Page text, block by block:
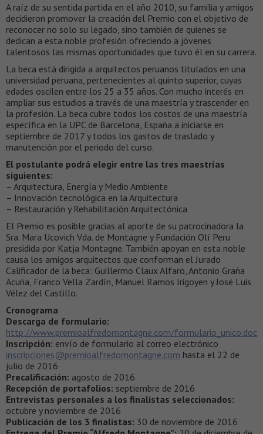
A raíz de su sentida partida en el año 2010, su familia y amigos
decidieron promover la creación del Premio con el objetivo de
reconocer no solo su legado, sino también de quienes se
dedican a esta noble profesión ofreciendo a jóvenes
talentosos las mismas oportunidades que tuvo él en su carrera.
La beca está dirigida a arquitectos peruanos titulados en una
universidad peruana, pertenecientes al quinto superior, cuyas
edades oscilen entre los 25 a 35 años. Con mucho interés en
ampliar sus estudios a través de una maestría y trascender en
la profesión. La beca cubre todos los costos de una maestría
específica en la UPC de Barcelona, España a iniciarse en
septiembre de 2017 y todos los gastos de traslado y
manutención por el periodo del curso.
El postulante podrá elegir entre las tres maestrías
siguientes:
– Arquitectura, Energía y Medio Ambiente
– Innovación tecnológica en la Arquitectura
– Restauración y Rehabilitación Arquitectónica
El Premio es posible gracias al aporte de su patrocinadora la
Sra. Mara Ucovich Vda. de Montagne y Fundación Olí Peru
presidida por Katja Montagne. También apoyan en esta noble
causa los amigos arquitectos que conforman el Jurado
Calificador de la beca: Guillermo Claux Alfaro, Antonio Graña
Acuña, Franco Vella Zardín, Manuel Ramos Irigoyen y José Luis
Vélez del Castillo.
Cronograma
Descarga de formulario:
http://www.premioalfredomontagne.com/formulario_unico.doc
Inscripción: envío de formulario al correo electrónico
inscripciones@premioalfredomontagne.com hasta el 22 de
julio de 2016
Precalificación: agosto de 2016
Recepción de portafolios: septiembre de 2016
Entrevistas personales a los finalistas seleccionados:
octubre y noviembre de 2016
Publicación de los 3 finalistas: 30 de noviembre de 2016